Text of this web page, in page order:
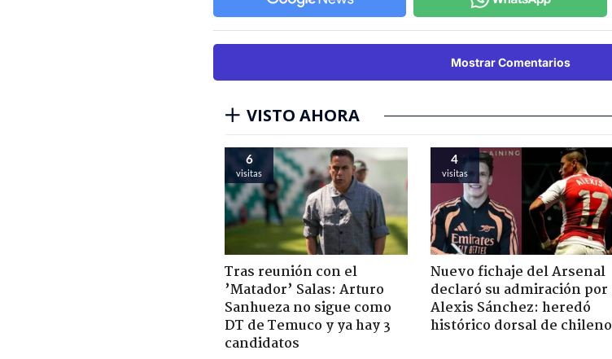
Mostrar Comentarios
VISTO AHORA
6
visitas
Tras reunión con el
’Matador’ Salas: Arturo
Sanhueza no sigue como
DT de Temuco y ya hay 3
candidatos
4
visitas
Nuevo fichaje del Arsenal
declaró su admiración por
Alexis Sánchez: heredó
histórico dorsal de chileno